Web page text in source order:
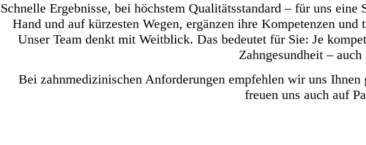
Schnelle Ergebnisse, bei höchstem Qualitätsstandard – für uns
Hand und auf kürzesten Wegen, ergänzen ihre Kompetenzen
Unser Team denkt mit Weitblick. Das bedeutet für Sie: Je
Zahngesundheit –
Bei zahnmedizinischen Anforderungen empfehlen wir uns
freuen uns auch auf